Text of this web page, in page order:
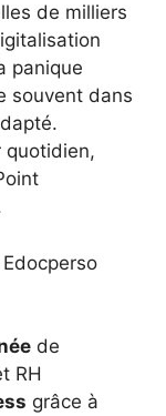
de milliers
panique
souvent dans
quotidien,
de
RH
grâce à